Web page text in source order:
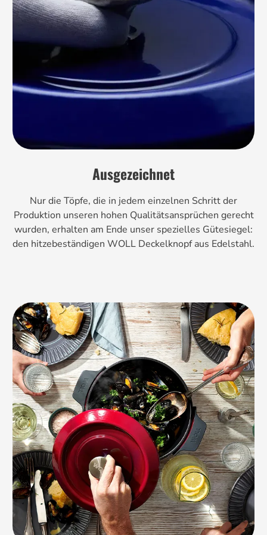
Ausgezeichnet
Nur die Töpfe, die in jedem einzelnen Schritt der
Produktion unseren hohen Qualitätsansprüchen gerecht
wurden, erhalten am Ende unser spezielles Gütesiegel:
den hitzebeständigen WOLL Deckelknopf aus Edelstahl.